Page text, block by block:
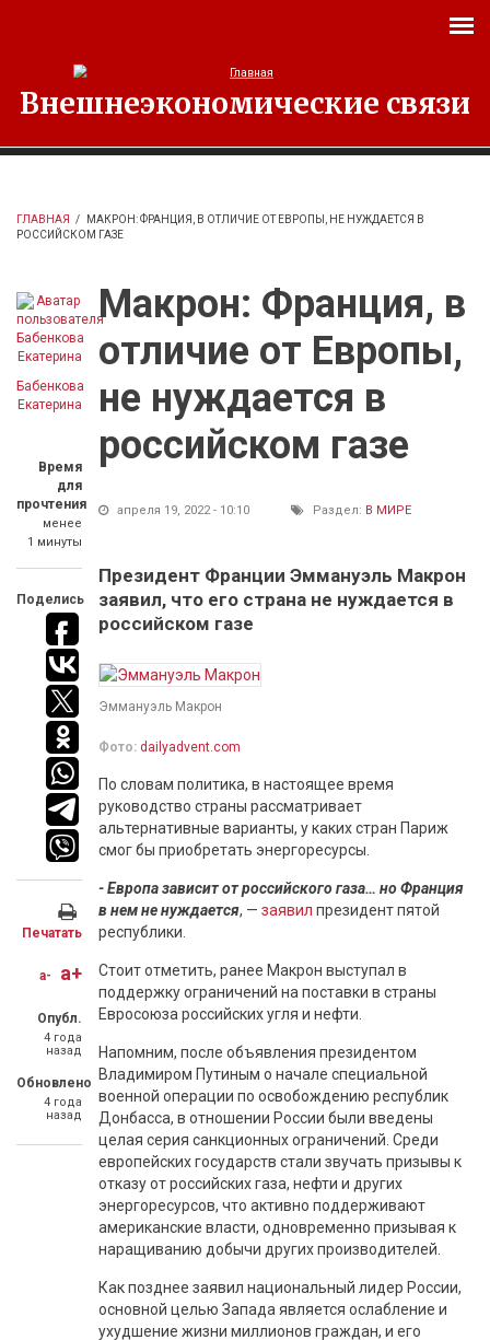
Внешнеэкономические связи
ГЛАВНАЯ /
МАКРОН: ФРАНЦИЯ, В ОТЛИЧИЕ ОТ ЕВРОПЫ, НЕ НУЖДАЕТСЯ В
РОССИЙСКОМ ГАЗЕ
Бабенкова
Екатерина
Время
для
прочтения
менее
1 минуты
Поделись
Печатать
a- a+
Опубл.
4 года
назад
Обновлено
4 года
назад
Макрон: Франция, в
отличие от Европы,
не нуждается в
российском газе
апреля 19, 2022 - 10:10 Раздел: В МИРЕ
Президент Франции Эммануэль Макрон
заявил, что его страна не нуждается в
российском газе
Эммануэль Макрон
Фото: dailyadvent.com
По словам политика, в настоящее время
руководство страны рассматривает
альтернативные варианты, у каких стран Париж
смог бы приобретать энергоресурсы.
- Европа зависит от российского газа… но Франция
в нем не нуждается, — заявил президент пятой
республики.
Стоит отметить, ранее Макрон выступал в
поддержку ограничений на поставки в страны
Евросоюза российских угля и нефти.
Напомним, после объявления президентом
Владимиром Путиным о начале специальной
военной операции по освобождению республик
Донбасса, в отношении России были введены
целая серия санкционных ограничений. Среди
европейских государств стали звучать призывы к
отказу от российских газа, нефти и других
энергоресурсов, что активно поддерживают
американские власти, одновременно призывая к
наращиванию добычи других производителей.
Как позднее заявил национальный лидер России,
основной целью Запада является ослабление и
ухудшение жизни миллионов граждан, и его